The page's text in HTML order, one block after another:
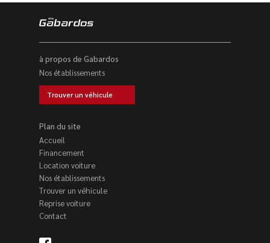
à propos de Gabardos
Nos établissements
Trouver un véhicule
Plan du site
Accueil
Financement
Location voiture
Nos établissements
Trouver un véhicule
Reprise voiture
Contact